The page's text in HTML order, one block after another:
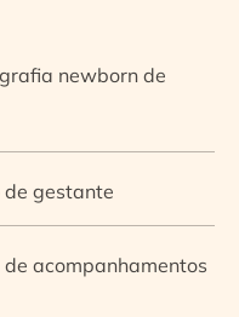
newborn de
gestante
acompanhamentos